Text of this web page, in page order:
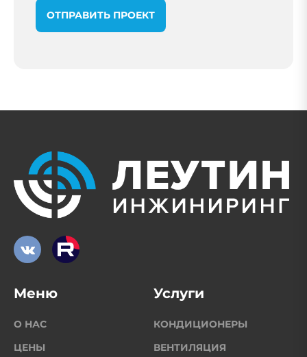
ОТПРАВИТЬ ПРОЕКТ
Меню
О НАС
ЦЕНЫ
Услуги
КОНДИЦИОНЕРЫ
ВЕНТИЛЯЦИЯ